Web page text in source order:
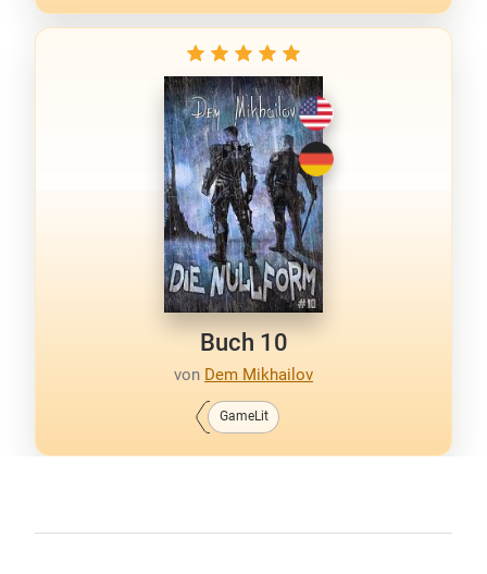
Buch 10
von Dem Mikhailov
GameLit